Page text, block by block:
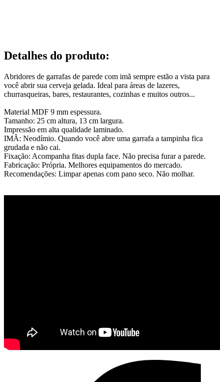
Detalhes do produto:
Abridores de garrafas de parede com imã sempre estão a vista para
você abrir sua cerveja gelada. Ideal para áreas de lazeres,
churrasqueiras, bares, restaurantes, cozinhas e muitos outros...
Material MDF 9 mm espessura.
Tamanho: 25 cm altura, 13 cm largura.
Impressão em alta qualidade laminado.
IMÃ: Neodímio. Quando você abre uma garrafa a tampinha fica
grudada e não cai.
Fixação: Acompanha fitas dupla face. Não precisa furar a parede.
Fabricação: Própria. Melhores equipamentos do mercado.
Recomendações: Limpar apenas com pano seco. Não molhar.